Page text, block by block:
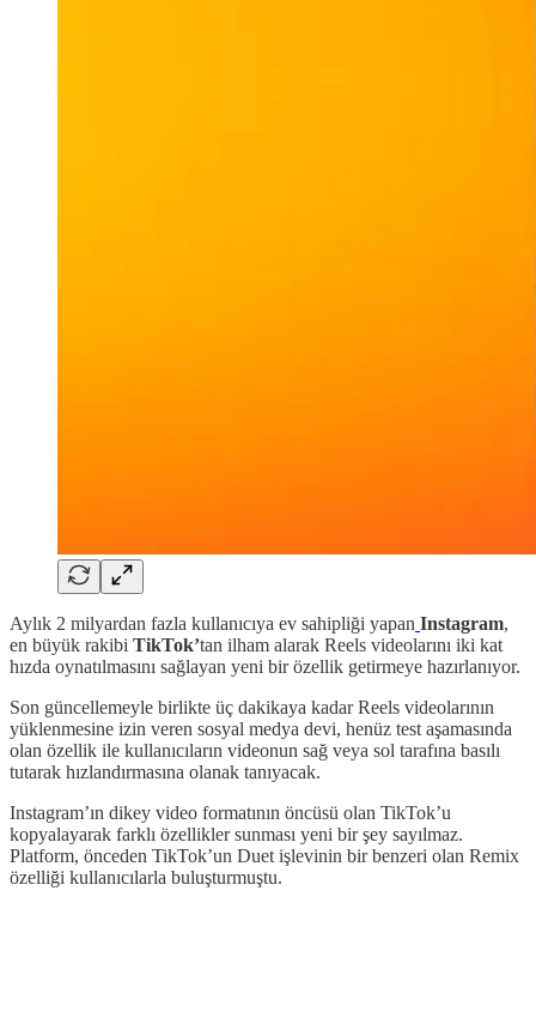
Aylık 2 milyardan fazla kullanıcıya ev sahipliği yapan Instagram,
en büyük rakibi TikTok’tan ilham alarak Reels videolarını iki kat
hızda oynatılmasını sağlayan yeni bir özellik getirmeye hazırlanıyor.
Son güncellemeyle birlikte üç dakikaya kadar Reels videolarının
yüklenmesine izin veren sosyal medya devi, henüz test aşamasında
olan özellik ile kullanıcıların videonun sağ veya sol tarafına basılı
tutarak hızlandırmasına olanak tanıyacak.
Instagram’ın dikey video formatının öncüsü olan TikTok’u
kopyalayarak farklı özellikler sunması yeni bir şey sayılmaz.
Platform, önceden TikTok’un Duet işlevinin bir benzeri olan Remix
özelliği kullanıcılarla buluşturmuştu.